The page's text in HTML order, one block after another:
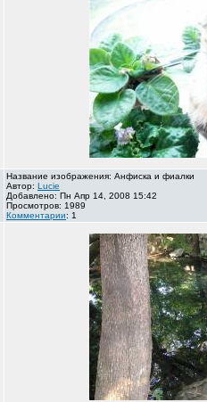
Название изображения: Анфиска и фиалки
Автор: Lucie
Добавлено: Пн Апр 14, 2008 15:42
Просмотров: 1989
Комментарии: 1